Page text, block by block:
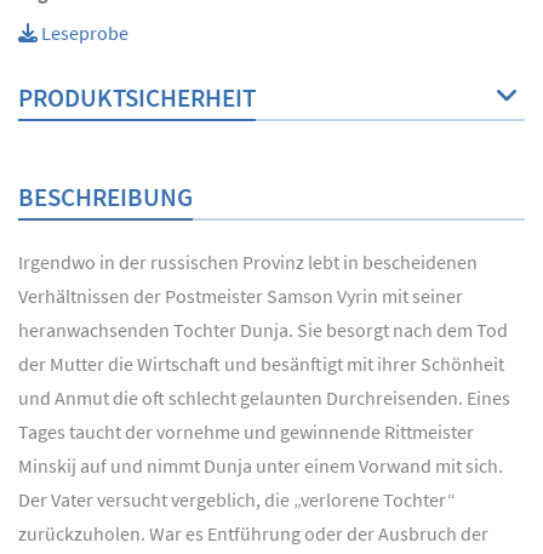
Leseprobe
PRODUKTSICHERHEIT
BESCHREIBUNG
Irgendwo in der russischen Provinz lebt in bescheidenen
Verhältnissen der Postmeister Samson Vyrin mit seiner
heranwachsenden Tochter Dunja. Sie besorgt nach dem Tod
der Mutter die Wirtschaft und besänftigt mit ihrer Schönheit
und Anmut die oft schlecht gelaunten Durchreisenden. Eines
Tages taucht der vornehme und gewinnende Rittmeister
Minskij auf und nimmt Dunja unter einem Vorwand mit sich.
Der Vater versucht vergeblich, die „verlorene Tochter“
zurückzuholen. War es Entführung oder der Ausbruch der